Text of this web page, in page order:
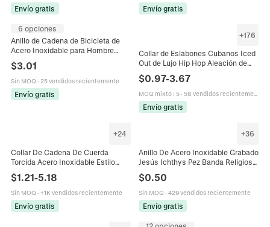
Envío gratis Envío gratis
6 opciones
Anillo de Cadena de Bicicleta de
Acero Inoxidable para Hombre
Mecánico Joyería
$3.01
Sin MOQ · 25 vendidos recientemente
Envío gratis
+176
Collar de Eslabones Cubanos Iced
Out de Lujo Hip Hop Aleación de
Zinc Strass Choker Hombre Mujer
Joyería de Fiesta Streetwear
$0.97-3.67
MOQ mixto: 5· 58 vendidos recientemente
Envío gratis
+24
Collar De Cadena De Cuerda
Torcida Acero Inoxidable Estilo
Para Hombres Mujeres Eslabón
Galvanizado
$1.21-5.18
Sin MOQ · +1K vendidos recientemente
Envío gratis
+36
Anillo De Acero Inoxidable Grabado
Jesús Ichthys Pez Banda Religiosa
Hombres Mujeres
$0.50
Sin MOQ · 429 vendidos recientemente
Envío gratis